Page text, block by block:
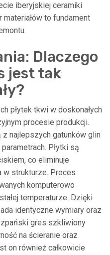
iberyjskiej ceramiki
to fundament
Dlaczego
jest tak
płytek tkwi w doskonałych
procesie produkcji.
najlepszych gatunków glin
Płytki są
co eliminuje
w strukturze. Proces
komputerowo
temperaturze. Dzięki
identyczne wymiary oraz
gres szkliwiony
na ścieranie oraz
on również całkowicie